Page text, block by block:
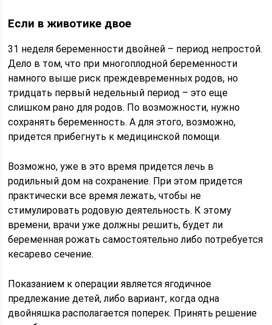
Если в животике двое
31 неделя беременности двойней – период непростой.
Дело в том, что при многоплодной беременности
намного выше риск преждевременных родов, но
тридцать первый недельный период – это еще
слишком рано для родов. По возможности, нужно
сохранять беременность. А для этого, возможно,
придется прибегнуть к медицинской помощи.
Возможно, уже в это время придется лечь в
родильный дом на сохранение. При этом придется
практически все время лежать, чтобы не
стимулировать родовую деятельность. К этому
времени, врачи уже должны решить, будет ли
беременная рожать самостоятельно либо потребуется
кесарево сечение.
Показанием к операции является ягодичное
предлежание детей, либо вариант, когда одна
двойняшка располагается поперек. Принять решение